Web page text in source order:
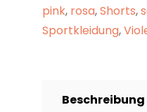
pink, rosa,Shorts,
Sportkleidung,
Beschreibung